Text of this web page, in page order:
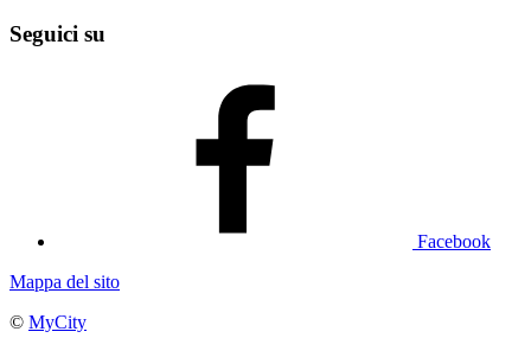
Seguici su
Facebook
Mappa del sito
© MyCity